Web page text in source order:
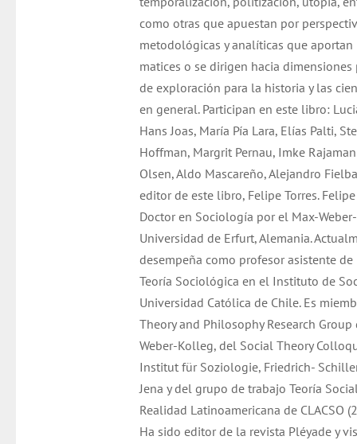
como otras que apuestan por
metodológicas y analíticas que aportan
matices o se dirigen hacia
de exploración para la historia y las
en general. Participan en este libro:
Hans Joas, María Pía Lara, Elías Palti,
Hoffman, Margrit Pernau, Imke
Olsen, Aldo Mascareño, Alejandro
editor de este libro, Felipe Torres. Felipe
Doctor en Sociología por el Max-
Universidad de Erfurt, Alemania.
desempeña como profesor asistente de
Teoría Sociológica en el Instituto de
Universidad Católica de Chile. Es
Theory and Philosophy Research
Weber-Kolleg, del Social Theory
Institut für Soziologie, Friedrich-
Jena y del grupo de trabajo Teoría
Realidad Latinoamericana de CLACSO
Ha sido editor de la revista Pléyade y